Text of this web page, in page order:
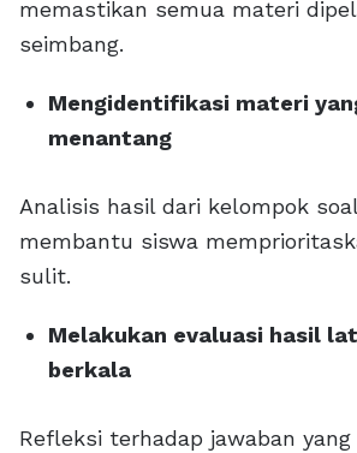
memastikan semua materi
seimbang.
Mengidentifikasi materi
menantang
Analisis hasil dari kelompok
membantu siswa
sulit.
Melakukan evaluasi hasil
berkala
Refleksi terhadap jawaban